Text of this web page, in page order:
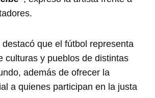
que el fútbol representa
culturas y pueblos de distintas
además de ofrecer la
a quienes participan en la justa